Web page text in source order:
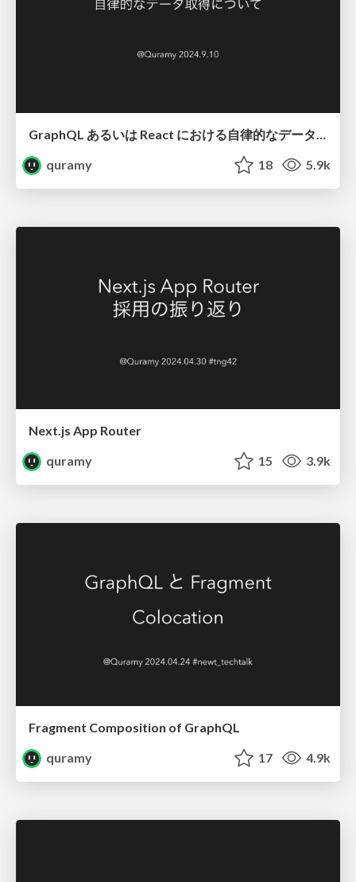
GraphQL あるいは React における自律的なデータ取得について
quramy
18 5.9k
Next.js App Router
quramy
15 3.9k
Fragment Composition of GraphQL
quramy
17 4.9k